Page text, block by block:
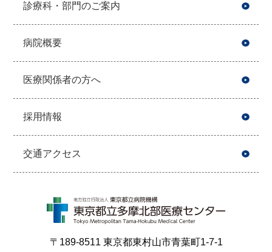
診療科・部門のご案内
病院概要
医療関係者の方へ
採用情報
交通アクセス
〒189-8511 東京都東村山市青葉町1-7-1